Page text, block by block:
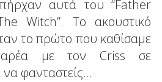
αυτά του “Father
Witch”. Το ακουστικό
το πρώτο που καθίσαμε
με τον Criss σε
φανταστείς…